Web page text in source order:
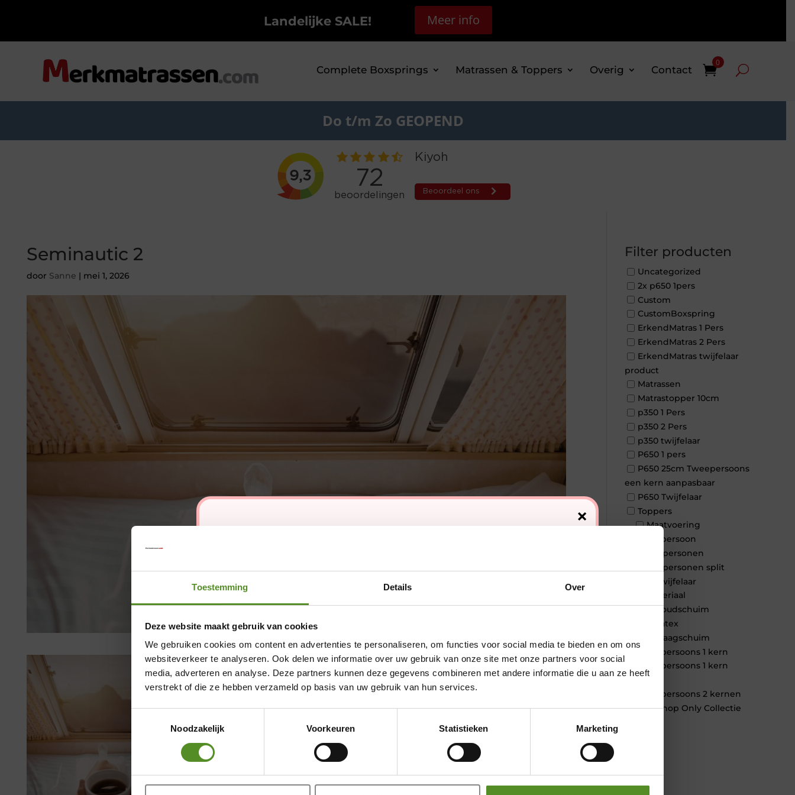
Toestemming Details Over
Deze website maakt gebruik van cookies
We gebruiken cookies om content en advertenties te personaliseren, om functies voor social media te bieden en om ons
websiteverkeer te analyseren. Ook delen we informatie over uw gebruik van onze site met onze partners voor social
media, adverteren en analyse. Deze partners kunnen deze gegevens combineren met andere informatie die u aan ze heeft
verstrekt of die ze hebben verzameld op basis van uw gebruik van hun services.
Noodzakelijk
Voorkeuren Statistieken Marketing
Landelijke SALE! Meer info
Complete Boxsprings Matrassen & Toppers Overig Contact
0
Do t/m Zo GEOPEND
Seminautic 2
door Sanne | mei 1, 2026
Filter producten
Uncategorized
2x p650 1pers
Custom
CustomBoxspring
ErkendMatras 1 Pers
ErkendMatras 2 Pers
ErkendMatras twijfelaar
product
Matrassen
Matrastopper 10cm
p350 1 Pers
p350 2 Pers
p350 twijfelaar
P650 1 pers
P650 25cm Tweepersoons
een kern aanpasbaar
P650 Twijfelaar
Toppers
Maatvoering
1 persoon
2 personen
2 personen split
Twijfelaar
Materiaal
Koudschuim
Latex
Traagschuim
Tweepersoons 1 kern
Tweepersoons 1 kern
product
Tweepersoons 2 kernen
Webshop Only Collectie
Showroom Breda
Donderdag 12:00 – 17:00
Vrijdag 12:00 – 17:00
Zaterdag 12:00 – 17:00
×